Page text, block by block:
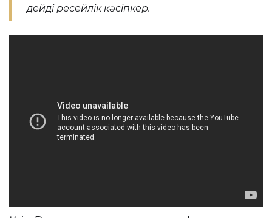
дейді ресейлік кәсіпкер.